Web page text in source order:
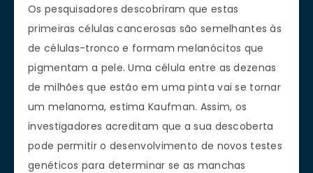
Os pesquisadores descobriram que estas
primeiras células cancerosas são semelhantes às
de células-tronco e formam melanócitos que
pigmentam a pele. Uma célula entre as dezenas
de milhões que estão em uma pinta vai se tornar
um melanoma, estima Kaufman. Assim, os
investigadores acreditam que a sua descoberta
pode permitir o desenvolvimento de novos testes
genéticos para determinar se as manchas